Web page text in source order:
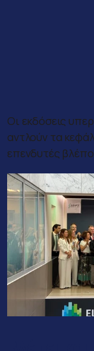
Οι εκδόσεις
αντλούν τα
επενδυτές